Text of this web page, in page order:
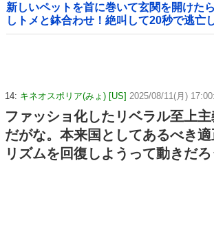
新しいペットを首に巻いて玄関を開けた
しトメと鉢合わせ！絶叫して20秒で逃亡
いと二度と行ってあげない！」←もう来
14: キネオスポリア(みょ) [US] 2025/08/11(月)
ファッショ化したリベラル至上
だがな。本来国としてあるべき
リズムを回復しようって動きだろ